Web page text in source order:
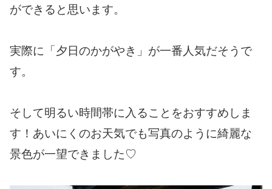
ができると思います。
実際に「夕日のかがやき」が一番人気だそうで
す。
そして明るい時間帯に入ることをおすすめしま
す！あいにくのお天気でも写真のように綺麗な
景色が一望できました♡